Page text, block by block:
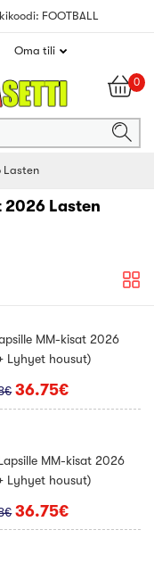
FOOTBALL
Oma tili
0
Lasten
2026 Lasten
MM-kisat 2026
Lyhyet housut)
36.75€
MM-kisat 2026
Lyhyet housut)
36.75€